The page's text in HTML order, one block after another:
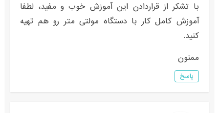
با تشکر از قراردادن این آموزش خوب و مفید، لطفا
آموزش کامل کار با دستگاه مولتی متر رو هم تهیه
کنید.
ممنون
پاسخ